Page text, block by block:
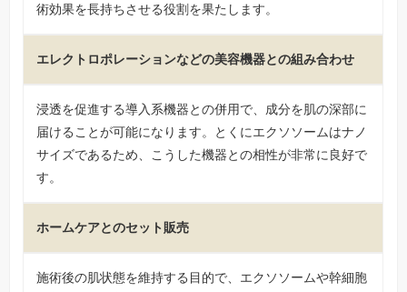
術効果を長持ちさせる役割を果たします。
エレクトロポレーションなどの美容機器との組み合わせ
浸透を促進する導入系機器との併用で、成分を肌の深部に
届けることが可能になります。とくにエクソソームはナノ
サイズであるため、こうした機器との相性が非常に良好で
す。
ホームケアとのセット販売
施術後の肌状態を維持する目的で、エクソソームや幹細胞